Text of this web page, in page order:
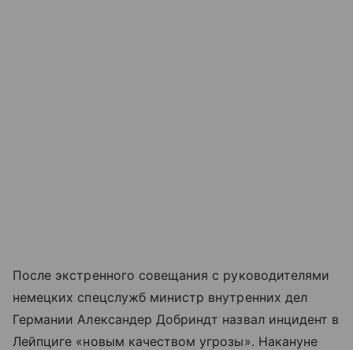
После экстренного совещания с руководителями
немецких спецслужб министр внутренних дел
Германии Александер Добриндт назвал инцидент в
Лейпциге «новым качеством угрозы». Накануне